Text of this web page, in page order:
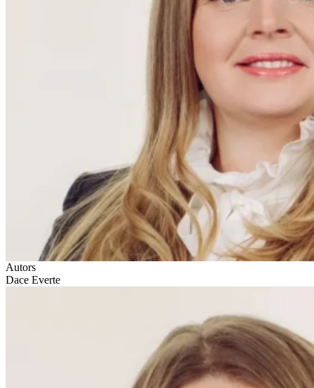
Autors
Dace Everte